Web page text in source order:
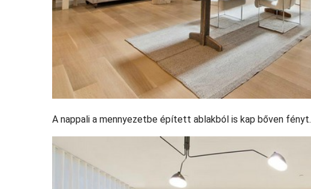
A nappali a mennyezetbe épített ablakból is kap bőven fényt.